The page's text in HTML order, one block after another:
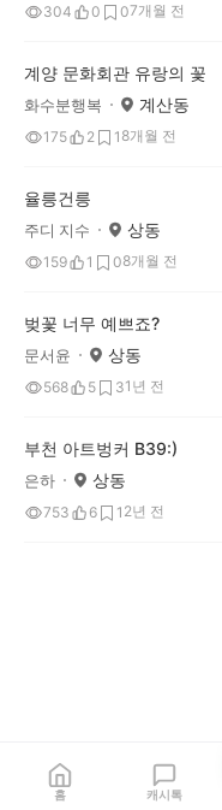
304 0 07개월 전
계양 문화회관 유랑의 꽃
화수분행복 계산동
175 2 1 8개월 전
율릉건릉
주디 지수 상동
159 1 08개월 전
벚꽃 너무 예쁘죠?
문서윤 상동
568 5 31년 전
부천 아트벙커 B39:)
은하 상동
753 6 1 2년 전
홈 캐시톡